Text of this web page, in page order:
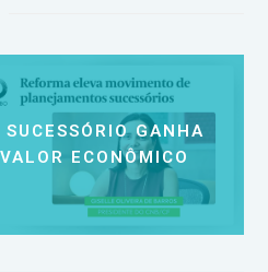
GANHA
ECONÔMICO